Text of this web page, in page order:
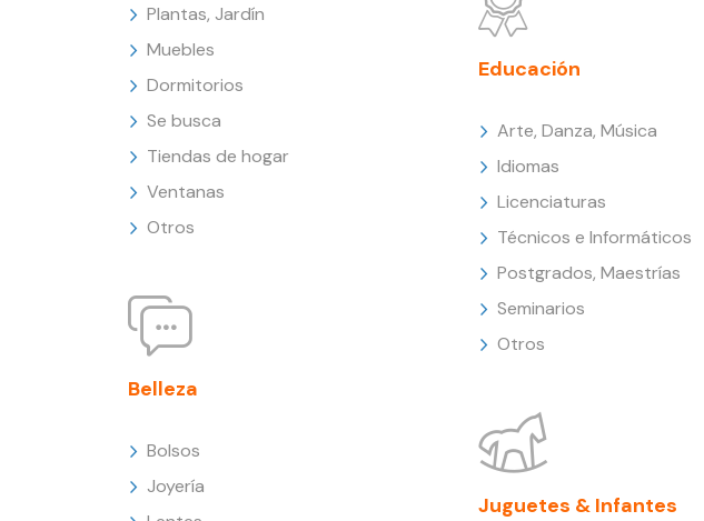
Plantas, Jardín
Muebles
Dormitorios
Se busca
Tiendas de hogar
Ventanas
Otros
Belleza
Bolsos
Joyería
Educación
Arte, Danza, Música
Idiomas
Licenciaturas
Técnicos e Informáticos
Postgrados, Maestrías
Seminarios
Otros
Juguetes & Infantes